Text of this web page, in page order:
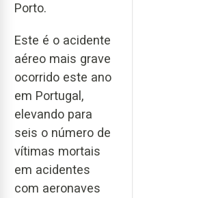
Porto.
Este é o acidente
aéreo mais grave
ocorrido este ano
em Portugal,
elevando para
seis o número de
vítimas mortais
em acidentes
com aeronaves